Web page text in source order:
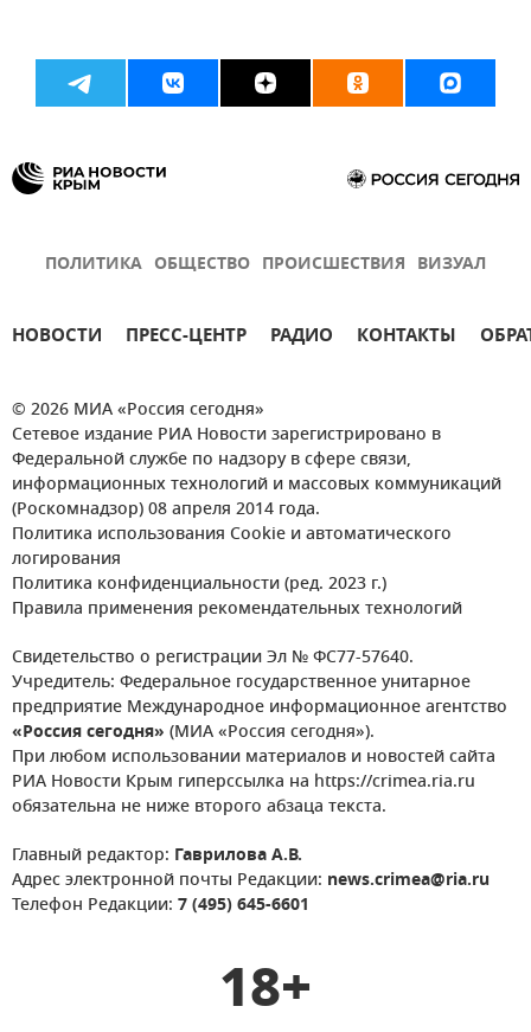
ПОЛИТИКА ОБЩЕСТВО ПРОИСШЕСТВИЯ ВИЗУАЛ
НОВОСТИ ПРЕСС-ЦЕНТР РАДИО КОНТАКТЫ
© 2026 МИА «Россия сегодня»
Сетевое издание РИА Новости зарегистрировано в
Федеральной службе по надзору в сфере связи,
информационных технологий и массовых коммуникаций
(Роскомнадзор) 08 апреля 2014 года.
Политика использования Cookie и автоматического
логирования
Политика конфиденциальности (ред. 2023 г.)
Правила применения рекомендательных технологий
Свидетельство о регистрации Эл № ФС77-57640.
Учредитель: Федеральное государственное унитарное
предприятие Международное информационное агентство
«Россия сегодня» (МИА «Россия сегодня»).
При любом использовании материалов и новостей сайта
РИА Новости Крым гиперссылка на https://crimea.ria.ru
обязательна не ниже второго абзаца текста.
Главный редактор: Гаврилова А.В.
Адрес электронной почты Редакции: news.crimea@ria.ru
Телефон Редакции: 7 (495) 645-6601
18+